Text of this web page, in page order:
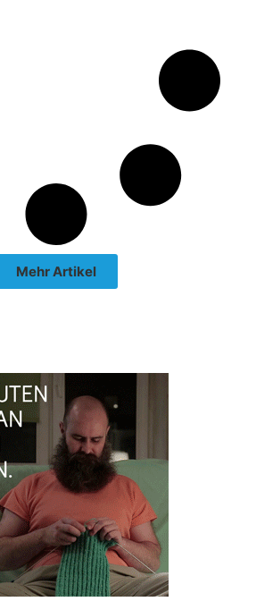
Mehr Artikel